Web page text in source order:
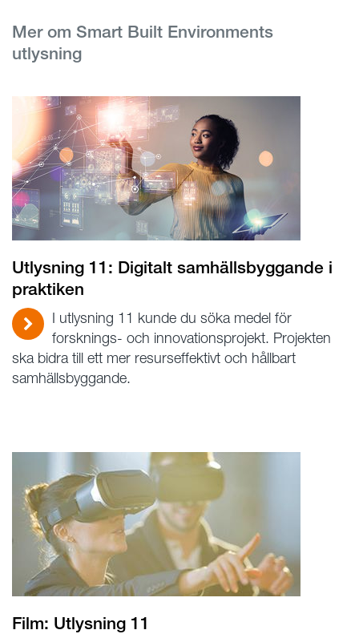
Mer om Smart Built Environments
utlysning
Utlysning 11: Digitalt samhällsbyggande i
praktiken
I utlysning 11 kunde du söka medel för
forsknings- och innovationsprojekt. Projekten
ska bidra till ett mer resurseffektivt och hållbart
samhällsbyggande.
Film: Utlysning 11